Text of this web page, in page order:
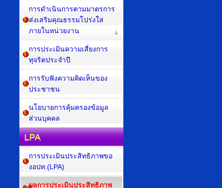
การดำเนินการตามมาตรการ
ส่งเสริมคุณธรรมโปร่งใส
ภายในหน่วยงาน
การประเมินความเสี่ยงการ
ทุจริตประจำปี
การรับฟังความคิดเห็นของ
ประชาชน
นโยบายการคุ้มครองข้อมูล
ส่วนบุคคล
LPA
การประเมินประสิทธิภาพขอ
งอปท.(LPA)
ผลการประเมินประสิทธิภาพ